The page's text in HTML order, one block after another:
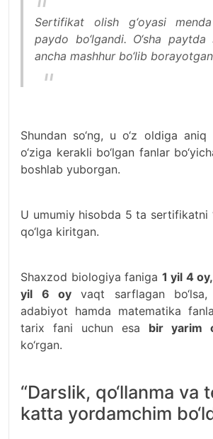
Sertifikat olish g‘oyasi
paydo bo‘lgandi. O‘sha
ancha mashhur bo‘lib
Shundan so‘ng, u o‘z oldiga aniq
o‘ziga kerakli bo‘lgan fanlar
boshlab yuborgan.
U umumiy hisobda 5 ta sertifikatni
qo‘lga kiritgan.
Shaxzod biologiya faniga 1 yil 4 oy,
yil 6 oy vaqt sarflagan
adabiyot hamda matematika
tarix fani uchun esa bir yarim
ko‘rgan.
“Darslik, qo‘llanma va
katta yordamchim